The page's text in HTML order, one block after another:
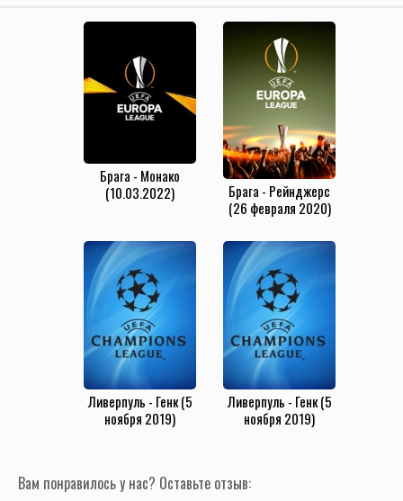
Брага - Монако
(10.03.2022)
Брага - Рейнджерс
(26 февраля 2020)
Ливерпуль - Генк (5
ноября 2019)
Ливерпуль - Генк (5
ноября 2019)
Вам понравилось у нас? Оставьте отзыв: